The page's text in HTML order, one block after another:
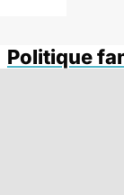
Politique